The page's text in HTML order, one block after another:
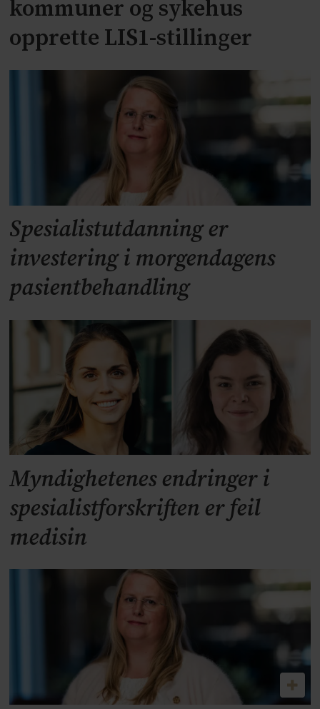
kommuner og sykehus
opprette LIS1-stillinger
Spesialistutdanning er
investering i morgendagens
pasientbehandling
Myndighetenes endringer i
spesialistforskriften er feil
medisin